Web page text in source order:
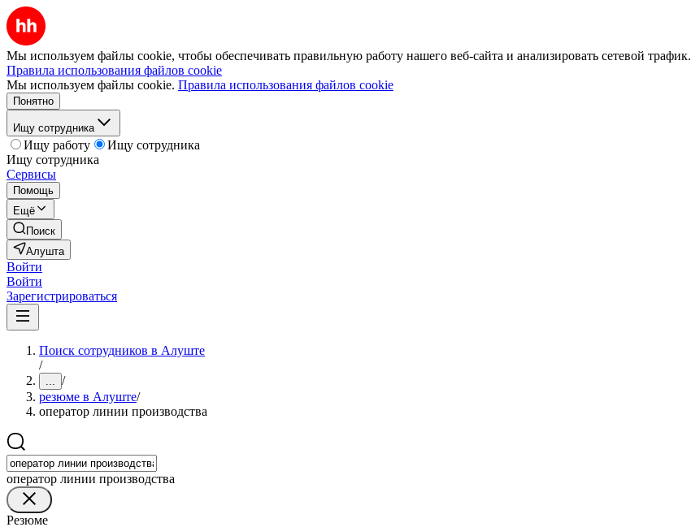
Мы используем файлы cookie, чтобы обеспечивать правильную работу нашего веб-сайта и анализировать сетевой трафик.
Правила использования файлов cookie
Мы используем файлы cookie. Правила использования файлов cookie
Понятно
Ищу сотрудника
Ищу работу
Ищу сотрудника
Ищу сотрудника
Сервисы
Помощь
Ещё
Поиск
Алушта
Войти
Войти
Зарегистрироваться
Поиск сотрудников в Алуште
/
... /
резюме в Алуште/
оператор линии производства
оператор линии производства
Резюме